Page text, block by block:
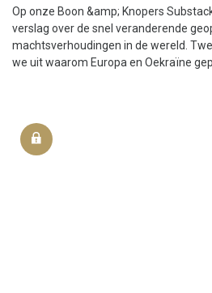
Op onze Boon &amp; Knopers
verslag over de snel veranderende
machtsverhoudingen in de wereld.
we uit waarom Europa en Oekraïne